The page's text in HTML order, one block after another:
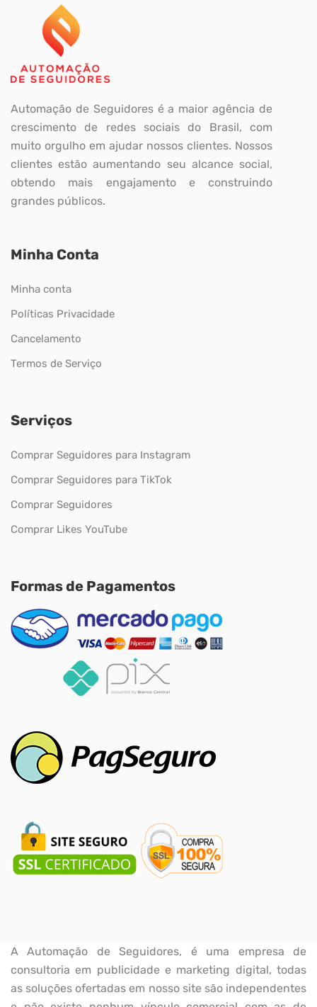
Automação de Seguidores é a maior agência de
crescimento de redes sociais do Brasil, com
muito orgulho em ajudar nossos clientes. Nossos
clientes estão aumentando seu alcance social,
obtendo mais engajamento e construindo
grandes públicos.
Minha Conta
Minha conta
Políticas Privacidade
Cancelamento
Termos de Serviço
Serviços
Comprar Seguidores para Instagram
Comprar Seguidores para TikTok
Comprar Seguidores
Comprar Likes YouTube
Formas de Pagamentos
A Automação de Seguidores, é uma empresa de
consultoria em publicidade e marketing digital, todas
as soluções ofertadas em nosso site são independentes